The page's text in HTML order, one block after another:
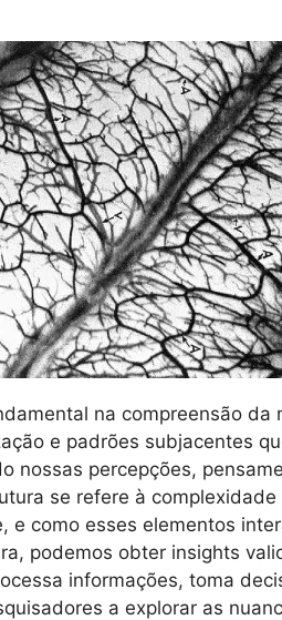
na compreensão da
e padrões subjacentes
nossas percepções,
se refere à
e como esses elementos
podemos obter insights
informações, toma
a explorar as